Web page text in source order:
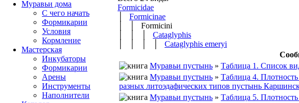
Formicidae
Formicinae
│ │ Formicini
Cataglyphis
Cataglyphis emeryi
Муравьи пустынь » Таблица 1. Список
Муравьи пустынь » Таблица 4.
разных литоэдафических типов пустынь
Муравьи пустынь » Таблица 5.
Муравьи дома
С чего начать
Формикарии
Условия
Кормление
Мастерская
Инкубаторы
Формикарии
Арены
Инструменты
Наполнители